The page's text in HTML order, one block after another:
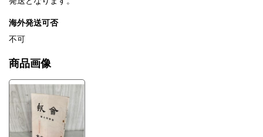
は発送作業出来ませんのでご了承ください。
落札後48時間以内にご連絡がない場合、5日以内にご入金いただけ
■I■同梱発送について■I■
同梱発送は対応しておりません。
海外発送可否
不可
商品画像